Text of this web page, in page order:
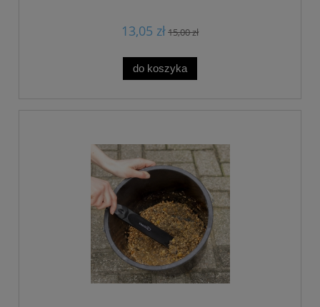
13,05 zł15,00 zł
do koszyka